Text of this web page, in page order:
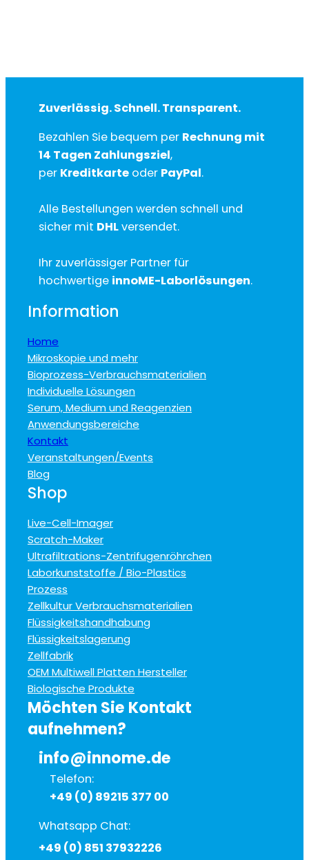
Zuverlässig. Schnell. Transparent.
Bezahlen Sie bequem per Rechnung mit
14 Tagen Zahlungsziel,
per Kreditkarte oder PayPal.
Alle Bestellungen werden schnell und
sicher mit DHLversendet.
Ihr zuverlässiger Partner für
hochwertige innoME-Laborlösungen.
Information
Home
Mikroskopie und mehr
Bioprozess-Verbrauchsmaterialien
Individuelle Lösungen
Serum, Medium und Reagenzien
Anwendungsbereiche
Kontakt
Veranstaltungen/Events
Blog
Shop
Live-Cell-Imager
Scratch-Maker
Ultrafiltrations-Zentrifugenröhrchen
Laborkunststoffe / Bio-Plastics
Prozess
Zellkultur Verbrauchsmaterialien
Flüssigkeitshandhabung
Flüssigkeitslagerung
Zellfabrik
OEM Multiwell Platten Hersteller
Biologische Produkte
Möchten Sie Kontakt
aufnehmen?
info@innome.de
Telefon:
+49 (0) 89215 377 00
Whatsapp Chat:
+49 (0) 851 37932226